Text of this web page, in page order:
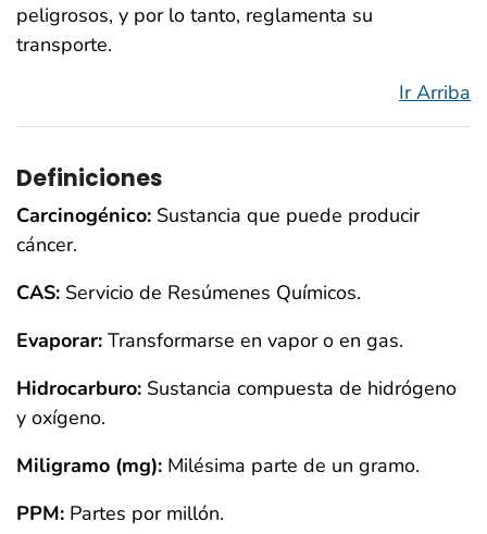
peligrosos, y por lo tanto, reglamenta su
transporte.
Ir Arriba
Definiciones
Carcinogénico: Sustancia que puede producir
cáncer.
CAS: Servicio de Resúmenes Químicos.
Evaporar: Transformarse en vapor o en gas.
Hidrocarburo: Sustancia compuesta de hidrógeno
y oxígeno.
Miligramo (mg): Milésima parte de un gramo.
PPM: Partes por millón.